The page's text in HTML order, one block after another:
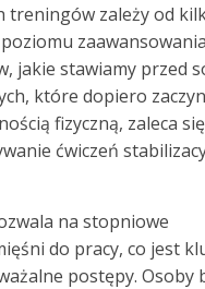
treningów zależy od
jakie stawiamy przed
które dopiero
fizyczną, zaleca się
ćwiczeń
na stopniowe
do pracy, co jest
postępy. Osoby